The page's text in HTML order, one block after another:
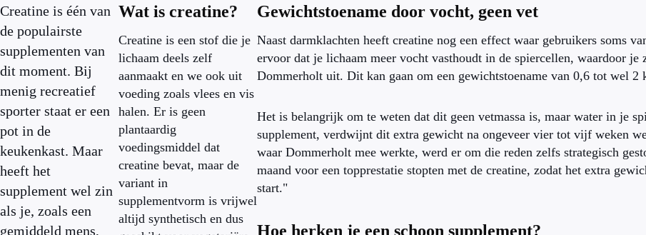
Creatine is één van
de populairste
supplementen van
dit moment. Bij
menig recreatief
sporter staat er een
pot in de
keukenkast. Maar
heeft het
supplement wel zin
als je, zoals een
gemiddeld mens,
Wat is creatine?
Creatine is een stof die je
lichaam deels zelf
aanmaakt en we ook uit
voeding zoals vlees en vis
halen. Er is geen
plantaardig
voedingsmiddel dat
creatine bevat, maar de
variant in
supplementvorm is vrijwel
altijd synthetisch en dus
Gewichtstoename door vocht, geen vet
Naast darmklachten heeft creatine nog een effect waar gebruikers soms
ervoor dat je lichaam meer vocht vasthoudt in de spiercellen, waardoor je
Dommerholt uit. Dit kan gaan om een gewichtstoename van 0,6 tot wel 2
Het is belangrijk om te weten dat dit geen vetmassa is, maar water in je
supplement, verdwijnt dit extra gewicht na ongeveer vier tot vijf weken
waar Dommerholt mee werkte, werd er om die reden zelfs strategisch
maand voor een topprestatie stopten met de creatine, zodat het extra
start."
Hoe herken je een schoon supplement?